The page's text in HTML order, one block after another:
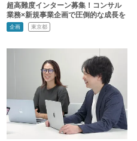
超高難度インターン募集！コンサル
業務×新規事業企画で圧倒的な成長を
企画 東京都